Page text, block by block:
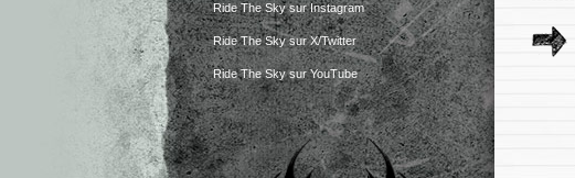
Ride The Sky sur Instagram
Ride The Sky sur X/Twitter
Ride The Sky sur YouTube